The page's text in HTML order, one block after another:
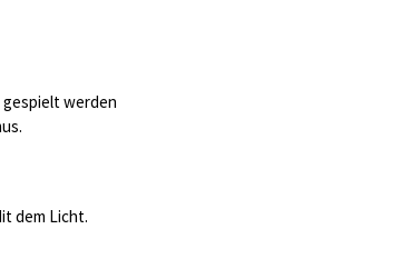
gespielt werden
dem Licht.